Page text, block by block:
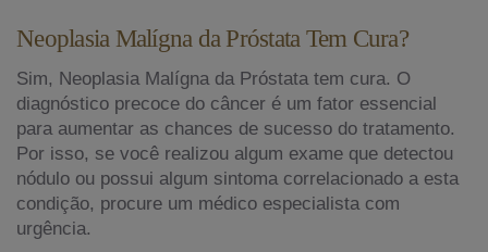
Neoplasia Malígna da Próstata Tem Cura?
Sim, Neoplasia Malígna da Próstata tem cura. O
diagnóstico precoce do câncer é um fator essencial
para aumentar as chances de sucesso do tratamento.
Por isso, se você realizou algum exame que detectou
nódulo ou possui algum sintoma correlacionado a esta
condição, procure um médico especialista com
urgência.